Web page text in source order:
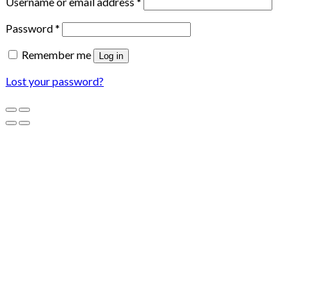
Password*
Remember me
Log in
Lost your password?